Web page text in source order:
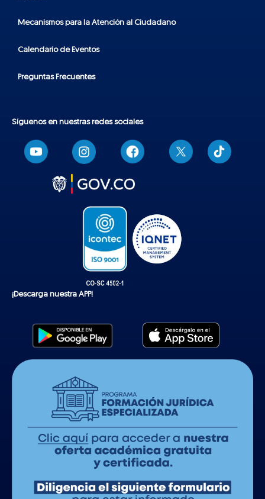
Mecanismos para la Atención al Ciudadano
Calendario de Eventos
Preguntas Frecuentes
Síguenos en nuestras redes sociales
T
i
k
¡Descarga nuestra APP!